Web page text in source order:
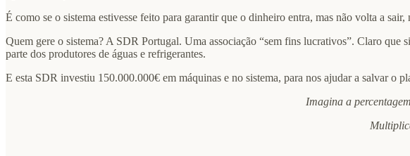
É como se o sistema estivesse feito para garantir que o dinheiro entra, mas não volta a sair,
Quem gere o sistema? A SDR Portugal. Uma associação “sem fins lucrativos”. Claro que
parte dos produtores de águas e refrigerantes.
E esta SDR investiu 150.000.000€ em máquinas e no sistema, para nos ajudar a salvar o
Imagina a